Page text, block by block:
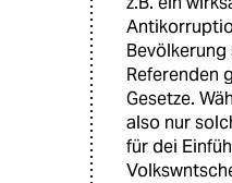
Referenden
Gesetze.
also nur
für dei